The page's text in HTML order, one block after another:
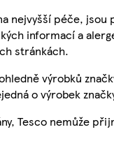
nejvyšší péče,
informací a
stránkách.
výrobků
o výrobek
Tesco nemůže